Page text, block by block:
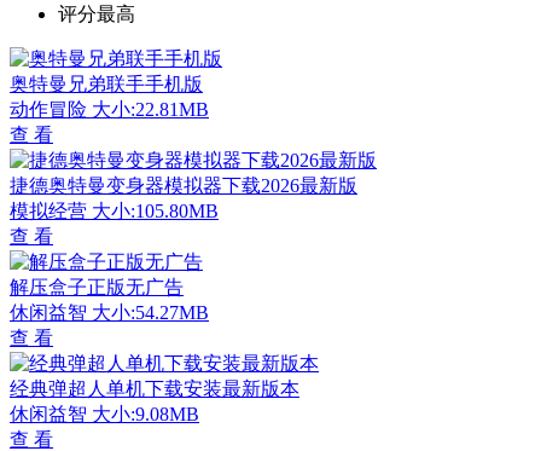
评分最高
奥特曼兄弟联手手机版
动作冒险 大小:22.81MB
查 看
捷德奥特曼变身器模拟器下载2026最新版
模拟经营 大小:105.80MB
查 看
解压盒子正版无广告
休闲益智 大小:54.27MB
查 看
经典弹超人单机下载安装最新版本
休闲益智 大小:9.08MB
查 看